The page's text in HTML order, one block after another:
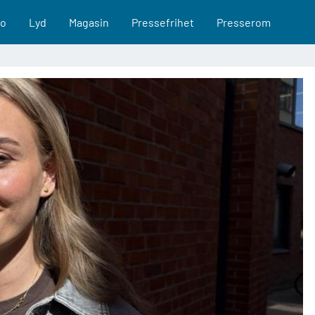
Lyd Magasin Pressefrihet Presserom